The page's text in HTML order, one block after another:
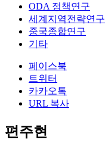
ODA 정책연구
세계지역전략연구
중국종합연구
기타
페이스북
트위터
카카오톡
URL 복사
편주현